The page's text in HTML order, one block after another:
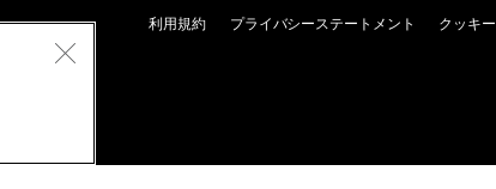
利用規約 プライバシーステートメント クッキー